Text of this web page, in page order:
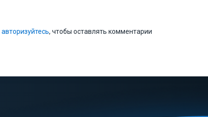
авторизуйтесь, чтобы оставлять комментарии